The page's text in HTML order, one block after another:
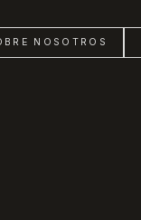
NOSOTROS